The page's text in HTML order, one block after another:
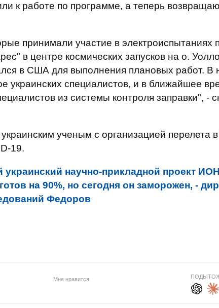
к работе по программе, а теперь
принимали участие в электроиспытаниях
в центре космических запусков на о.
в США для выполнения плановых работ. В
украинских специалистов, и в ближайшее
из системы контроля заправки", -
ученым с организацией перелета
19.
украинский научно-прикладной проект
на 90%, но сегодня он заморожен, -
Федоров
Мне нравится